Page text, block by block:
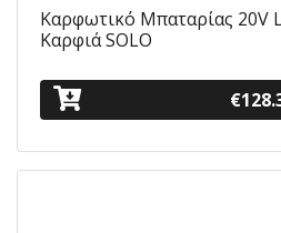
Καρφωτικό Μπαταρίας 20V
Καρφιά SOLO